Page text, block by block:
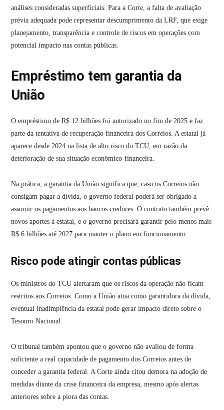
análises consideradas superficiais. Para a Corte, a falta de avaliação
prévia adequada pode representar descumprimento da LRF, que exige
planejamento, transparência e controle de riscos em operações com
potencial impacto nas contas públicas.
Empréstimo tem garantia da
União
O empréstimo de R$ 12 bilhões foi autorizado no fim de 2025 e faz
parte da tentativa de recuperação financeira dos Correios. A estatal já
aparece desde 2024 na lista de alto risco do TCU, em razão da
deterioração de sua situação econômico-financeira.
Na prática, a garantia da União significa que, caso os Correios não
consigam pagar a dívida, o governo federal poderá ser obrigado a
assumir os pagamentos aos bancos credores. O contrato também prevê
novos aportes à estatal, e o governo precisará garantir pelo menos mais
R$ 6 bilhões até 2027 para manter o plano em funcionamento.
Risco pode atingir contas públicas
Os ministros do TCU alertaram que os riscos da operação não ficam
restritos aos Correios. Como a União atua como garantidora da dívida,
eventual inadimplência da estatal pode gerar impacto direto sobre o
Tesouro Nacional.
O tribunal também apontou que o governo não avaliou de forma
suficiente a real capacidade de pagamento dos Correios antes de
conceder a garantia federal. A Corte ainda citou demora na adoção de
medidas diante da crise financeira da empresa, mesmo após alertas
anteriores sobre a piora das contas.